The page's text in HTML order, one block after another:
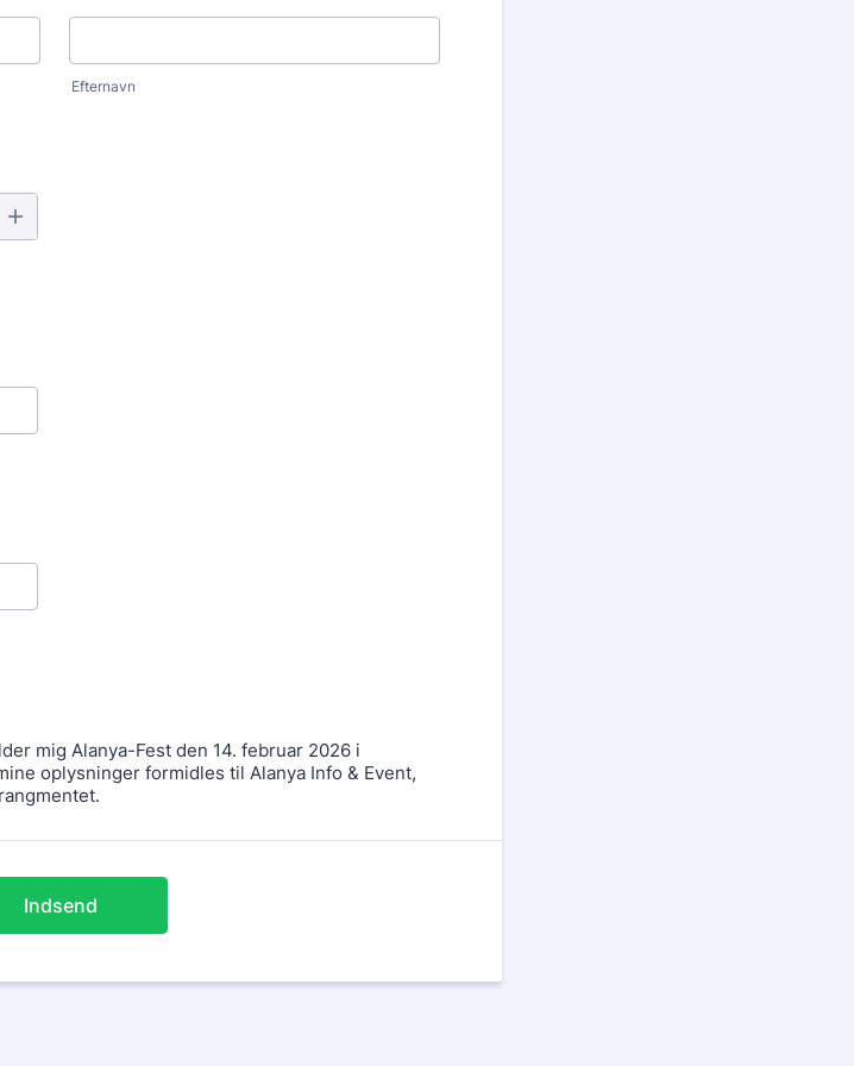
Efternavn
mig Alanya-Fest den 14. februar 2026 i
oplysninger formidles til Alanya Info & Event,
Indsend